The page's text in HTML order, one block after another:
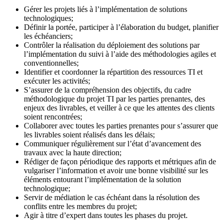
Gérer les projets liés à l’implémentation de solutions
technologiques;
Définir la portée, participer à l’élaboration du budget, planifier
les échéanciers;
Contrôler la réalisation du déploiement des solutions par
l’implémentation du suivi à l’aide des méthodologies agiles et
conventionnelles;
Identifier et coordonner la répartition des ressources TI et
exécuter les activités;
S’assurer de la compréhension des objectifs, du cadre
méthodologique du projet TI par les parties prenantes, des
enjeux des livrables, et veiller à ce que les attentes des clients
soient rencontrées;
Collaborer avec toutes les parties prenantes pour s’assurer que
les livrables soient réalisés dans les délais;
Communiquer régulièrement sur l’état d’avancement des
travaux avec la haute direction;
Rédiger de façon périodique des rapports et métriques afin de
vulgariser l’information et avoir une bonne visibilité sur les
éléments entourant l’implémentation de la solution
technologique;
Servir de médiation le cas échéant dans la résolution des
conflits entre les membres du projet;
Agir à titre d’expert dans toutes les phases du projet.